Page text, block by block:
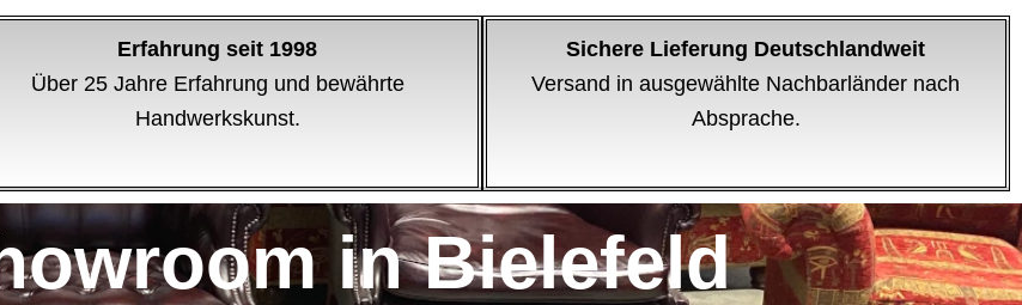
Erfahrung seit 1998
Über 25 Jahre Erfahrung und bewährte
Handwerkskunst.
Sichere Lieferung Deutschlandweit
Versand in ausgewählte Nachbarländer nach
Absprache.
in Bielefeld